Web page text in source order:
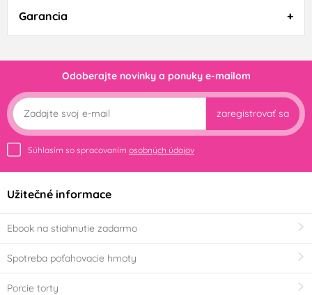
Garancia
Odoberajte novinky a ponuky e-mailom
zaregistrovať sa
Súhlasím so spracovaním osobných údajov
Užitečné informace
Ebook na stiahnutie zadarmo
Spotreba poťahovacie hmoty
Porcie torty